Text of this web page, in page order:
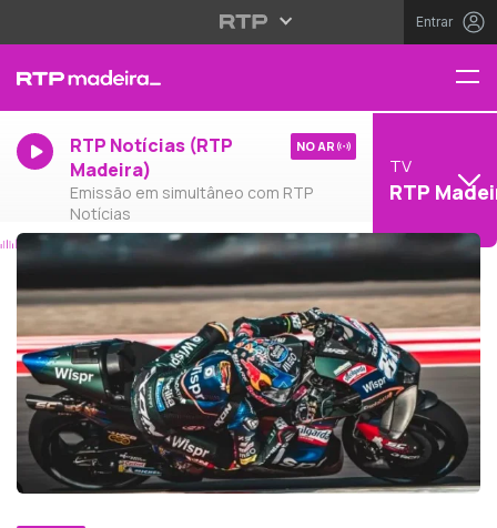
Entrar
RTP Notícias (RTP
Madeira)
Emissão em simultâneo com RTP
Notícias
NO AR
TV
RTP